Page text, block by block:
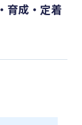
育成・定着